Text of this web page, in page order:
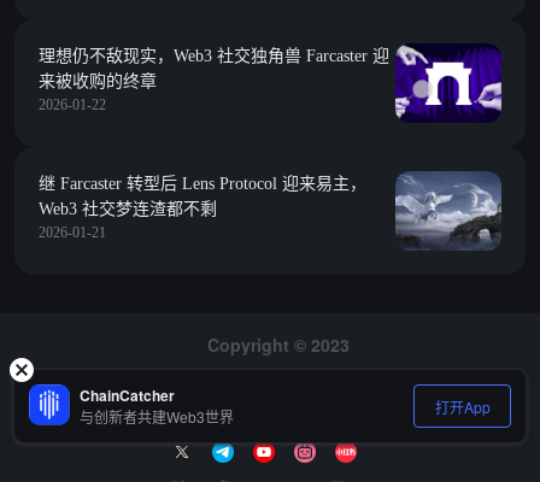
理想仍不敌现实，Web3 社交独角兽 Farcaster 迎
来被收购的终章
2026-01-22
继 Farcaster 转型后 Lens Protocol 迎来易主，
Web3 社交梦连渣都不剩
2026-01-21
Copyright © 2023
关于我们
隐私政策
风险提示
招聘
ChainCatcher
与创新者共建Web3世界 打开App